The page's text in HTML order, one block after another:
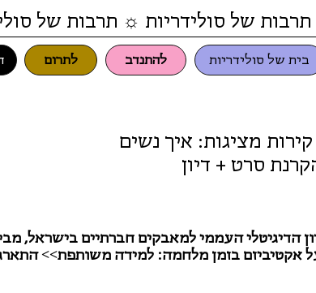
בית של סולידריות להתנדב לתרום
של סולידריות ☼ תרבות של
מציגות: איך נשים
סרט + דיון
הדיגיטלי העממי למאבקים חברתיים בישראל,
אקטיביזם בזמן מלחמה: למידה משותפת>>